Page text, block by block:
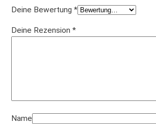
Deine Bewertung *
Deine Rezension *
Name